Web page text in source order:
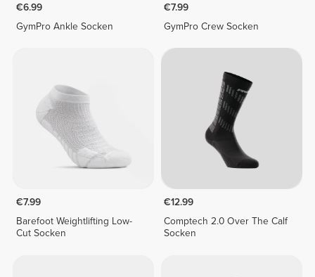
€6.99
GymPro Ankle Socken
€7.99
GymPro Crew Socken
€7.99
Barefoot Weightlifting Low-
Cut Socken
€12.99
Comptech 2.0 Over The Calf
Socken